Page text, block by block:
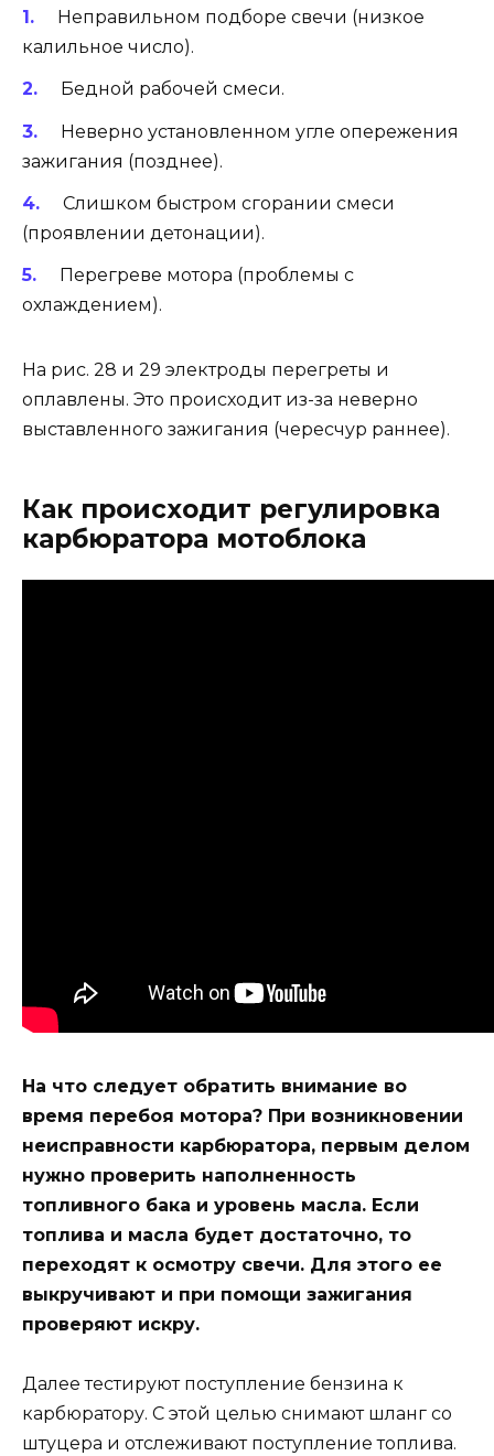
Неправильном подборе свечи (низкое
калильное число).
Бедной рабочей смеси.
Неверно установленном угле опережения
зажигания (позднее).
Слишком быстром сгорании смеси
(проявлении детонации).
Перегреве мотора (проблемы с
охлаждением).
На рис. 28 и 29 электроды перегреты и
оплавлены. Это происходит из-за неверно
выставленного зажигания (чересчур раннее).
Как происходит регулировка
карбюратора мотоблока
На что следует обратить внимание во
время перебоя мотора? При возникновении
неисправности карбюратора, первым делом
нужно проверить наполненность
топливного бака и уровень масла. Если
топлива и масла будет достаточно, то
переходят к осмотру свечи. Для этого ее
выкручивают и при помощи зажигания
проверяют искру.
Далее тестируют поступление бензина к
карбюратору. С этой целью снимают шланг со
штуцера и отслеживают поступление топлива.